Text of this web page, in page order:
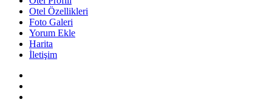
Otel Özellikleri
Foto Galeri
Yorum Ekle
Harita
İletişim